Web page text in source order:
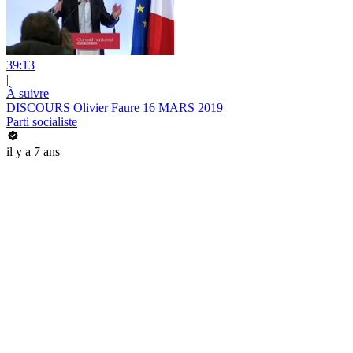
39:13
|
À suivre
DISCOURS Olivier Faure 16 MARS 2019
Parti socialiste
il y a 7 ans